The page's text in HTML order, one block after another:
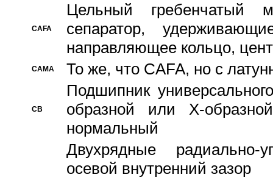
CAFA
Цельный гребенчатый
сепаратор,
направляющее кольцо,
CAMA То же, что CAFA, но с
CB
Подшипник
образной или Х-
нормальный
Двухрядные радиально-
осевой внутренний зазор